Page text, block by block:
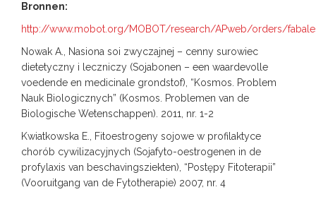
Bronnen:
http://www.mobot.org/MOBOT/research/APweb/orders/
Nowak A., Nasiona soi zwyczajnej – cenny surowiec
dietetyczny i leczniczy (Sojabonen – een waardevolle
voedende en medicinale grondstof), “Kosmos. Problem
Nauk Biologicznych” (Kosmos. Problemen van de
Biologische Wetenschappen). 2011, nr. 1-2
Kwiatkowska E., Fitoestrogeny sojowe w profilaktyce
chorób cywilizacyjnych (Sojafyto-oestrogenen in de
profylaxis van beschavingsziekten), “Postępy Fitoterapii”
(Vooruitgang van de Fytotherapie) 2007, nr. 4